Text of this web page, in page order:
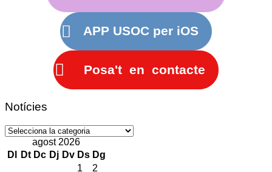
APP USOC per iOS
Posa't en contacte
Notícies
Notícies
agost 2026
Dl
Dt Dc Dj Dv Ds Dg
1
2